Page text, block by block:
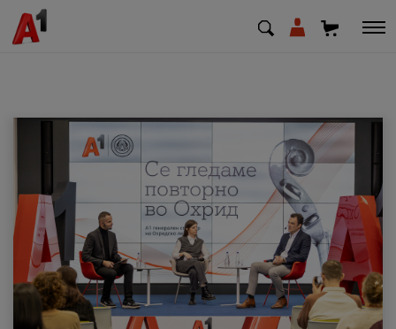
МК SQ
Приватни Деловни
Поддршка